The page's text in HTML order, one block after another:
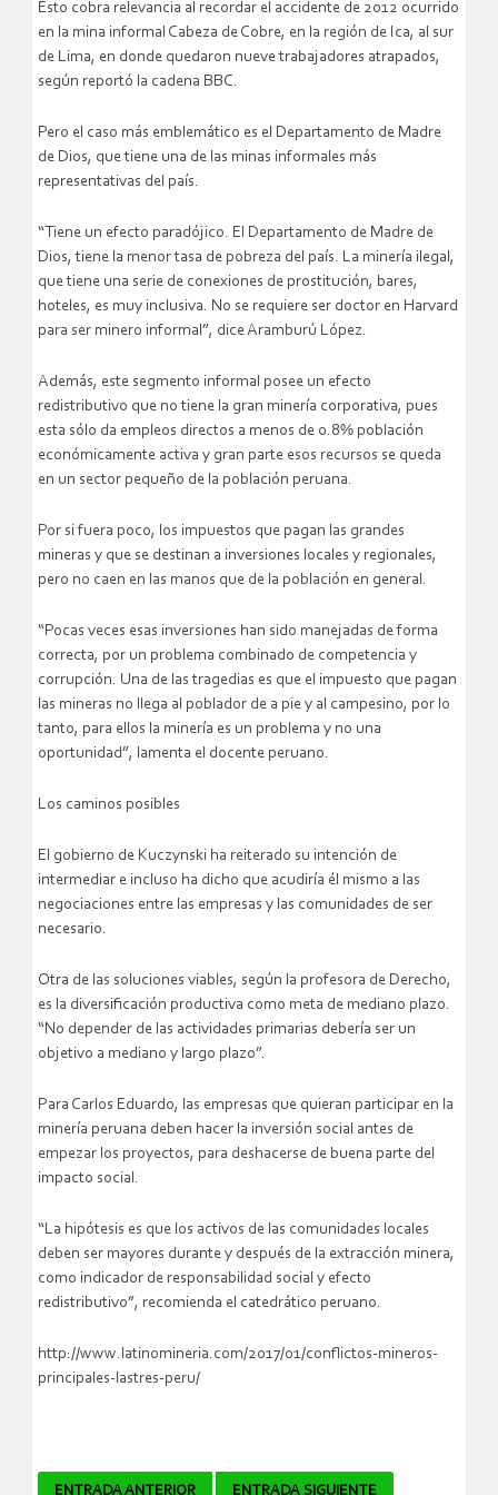
Esto cobra relevancia al recordar el accidente de 2012 ocurrido
en la mina informal Cabeza de Cobre, en la región de Ica, al sur
de Lima, en donde quedaron nueve trabajadores atrapados,
según reportó la cadena BBC.
Pero el caso más emblemático es el Departamento de Madre
de Dios, que tiene una de las minas informales más
representativas del país.
“Tiene un efecto paradójico. El Departamento de Madre de
Dios, tiene la menor tasa de pobreza del país. La minería ilegal,
que tiene una serie de conexiones de prostitución, bares,
hoteles, es muy inclusiva. No se requiere ser doctor en Harvard
para ser minero informal”, dice Aramburú López.
Además, este segmento informal posee un efecto
redistributivo que no tiene la gran minería corporativa, pues
esta sólo da empleos directos a menos de 0.8% población
económicamente activa y gran parte esos recursos se queda
en un sector pequeño de la población peruana.
Por si fuera poco, los impuestos que pagan las grandes
mineras y que se destinan a inversiones locales y regionales,
pero no caen en las manos que de la población en general.
“Pocas veces esas inversiones han sido manejadas de forma
correcta, por un problema combinado de competencia y
corrupción. Una de las tragedias es que el impuesto que pagan
las mineras no llega al poblador de a pie y al campesino, por lo
tanto, para ellos la minería es un problema y no una
oportunidad”, lamenta el docente peruano.
Los caminos posibles
El gobierno de Kuczynski ha reiterado su intención de
intermediar e incluso ha dicho que acudiría él mismo a las
negociaciones entre las empresas y las comunidades de ser
necesario.
Otra de las soluciones viables, según la profesora de Derecho,
es la diversificación productiva como meta de mediano plazo.
“No depender de las actividades primarias debería ser un
objetivo a mediano y largo plazo”.
Para Carlos Eduardo, las empresas que quieran participar en la
minería peruana deben hacer la inversión social antes de
empezar los proyectos, para deshacerse de buena parte del
impacto social.
“La hipótesis es que los activos de las comunidades locales
deben ser mayores durante y después de la extracción minera,
como indicador de responsabilidad social y efecto
redistributivo”, recomienda el catedrático peruano.
http://www.latinomineria.com/2017/01/conflictos-mineros-
principales-lastres-peru/
ENTRADA ANTERIOR ENTRADA SIGUIENTE